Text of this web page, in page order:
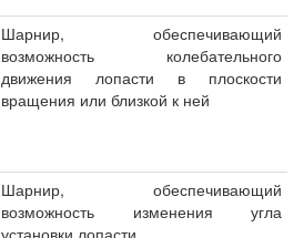
Шарнир, обеспечивающий
возможность колебательного
движения лопасти в плоскости
вращения или близкой к ней
Шарнир, обеспечивающий
возможность изменения угла
установки лопасти